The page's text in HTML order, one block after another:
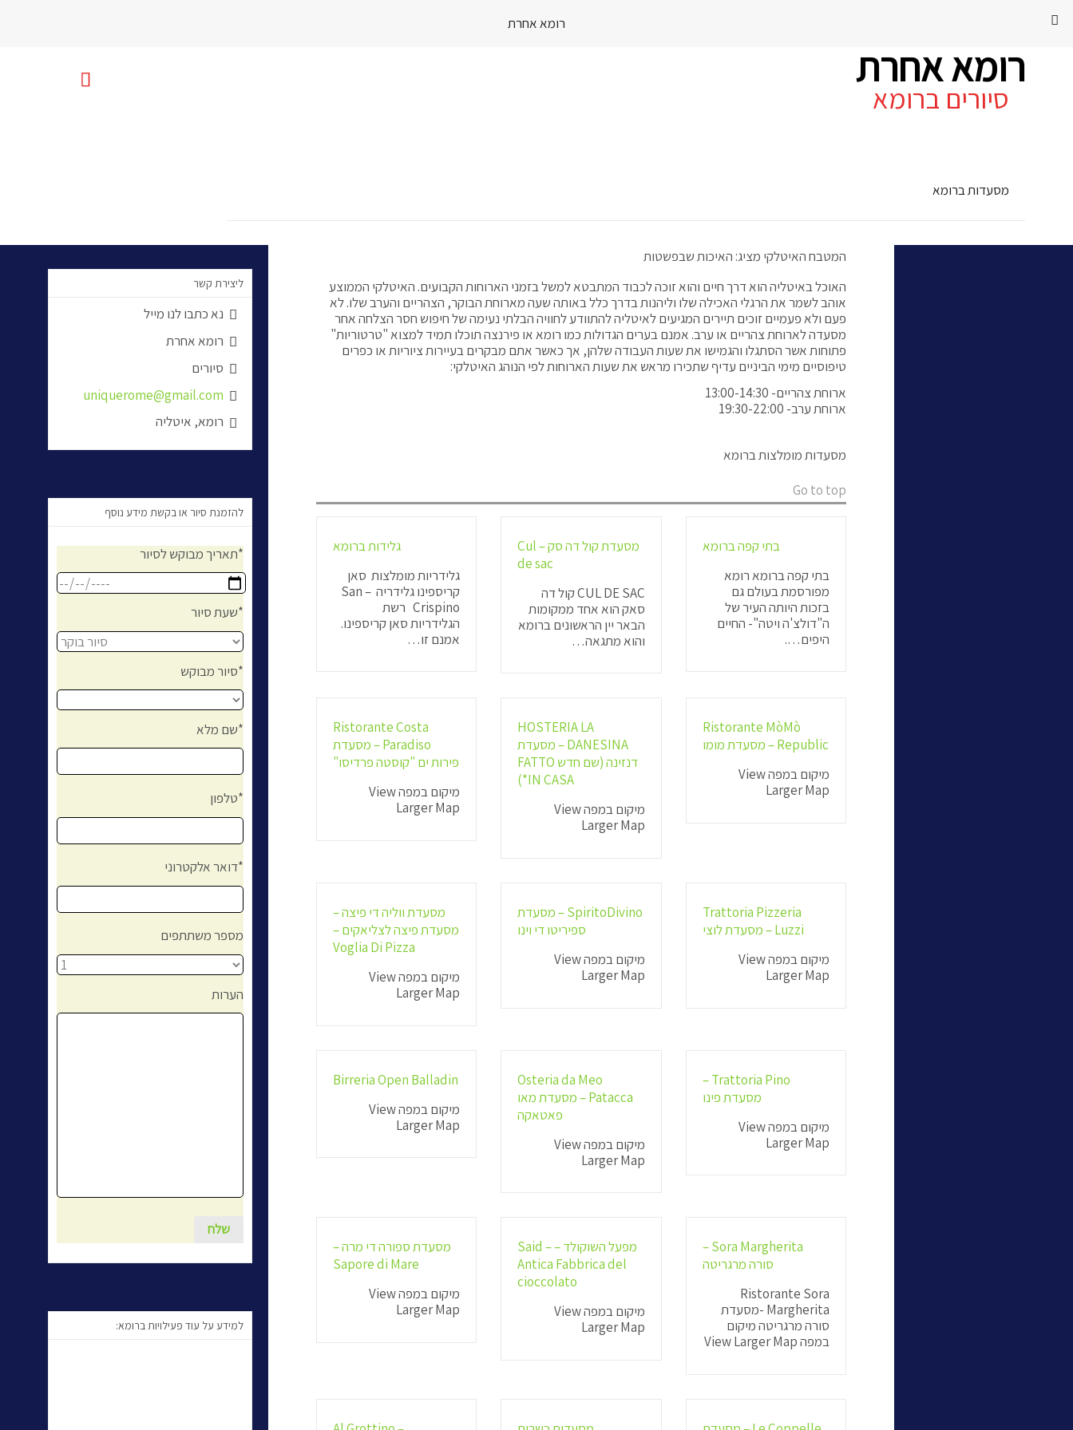
רומא אחרת
סיורים ברומא 
מסעדות ברומא
ליצירת קשר
 נא כתבו לנו מייל
 רומא אחרת
 סיורים

uniquerome@gmail.com
 רומא, איטליה
להזמנת סיור או בקשת מידע נוסף
תאריך מבוקש לסיור*
שעת סיור*
סיור מבוקש*
שם מלא*
טלפון*
דואר אלקטרוני*
מספר משתתפים
הערות
למידע על עוד פעילויות ברומא:
המטבח האיטלקי מציג: האיכות שבפשטות
האוכל באיטליה הוא דרך חיים והוא זוכה לכבוד המתבטא למשל בזמני הארוחות הקבועים. האיטלקי הממוצע
אוהב לשמר את הרגלי האכילה שלו וליהנות בדרך כלל באותה שעה מארוחת הבוקר, הצהריים והערב שלו. לא
פעם ולא פעמיים זוכים תיירים המגיעים לאיטליה להתוודע לחוויה הבלתי נעימה של חיפוש חסר הצלחה אחר
מסעדה לארוחת צהריים או ערב. אמנם בערים הגדולות כמו רומא או פירנצה תוכלו תמיד למצוא "טרטוריות"
פתוחות אשר הסתגלו והגמישו את שעות העבודה שלהן, אך כאשר אתם מבקרים בעיירות ציוריות או כפרים
טיפוסיים מימי הביניים עדיף שתכירו מראש את שעות הארוחות לפי הנוהג האיטלקי:
ארוחת צהריים- 13:00-14:30
ארוחת ערב- 19:30-22:00
מסעדות מומלצות ברומא
Go to top
בתי קפה ברומא
בתי קפה ברומא רומא
מפורסמת בעולם גם
בזכות היותה העיר של
ה"דולצ'ה ויטה"- החיים
היפים….
מסעדת קול דה סק – Cul
de sac
CUL DE SAC קול דה
סאק הוא אחד ממקומות
הבאר יין הראשונים ברומא
והוא מתגאה…
גלידות ברומא
גלידריות מומלצות סאן
קריספינו גלידריה – San
Crispino רשת
הגלידריות סאן קריספינו.
אמנם זו…
Ristorante MòMò
Republic – מסעדת מומו
מיקום במפה View
Larger Map
HOSTERIA LA
DANESINA – מסעדת
דנזינה (שם חדש FATTO
IN CASA*)
מיקום במפה View
Larger Map
Ristorante Costa
Paradiso – מסעדת
פירות ים "קוסטה פרדיסו"
מיקום במפה View
Larger Map
Trattoria Pizzeria
Luzzi – מסעדת לוצי
מיקום במפה View
Larger Map
SpiritoDivino – מסעדת
ספיריטו די וינו
מיקום במפה View
Larger Map
מסעדת ווליה די פיצה –
מסעדת פיצה לצליאקים –
Voglia Di Pizza
מיקום במפה View
Larger Map
Trattoria Pino –
מסעדת פינו
מיקום במפה View
Larger Map
Osteria da Meo
Patacca – מסעדת מאו
פאטאקה
מיקום במפה View
Larger Map
Birreria Open Balladin
מיקום במפה View
Larger Map
Sora Margherita –
סורה מרגריטה
Ristorante Sora
Margherita -מסעדת
סורה מרגריטה מיקום
במפה View Larger Map
מפעל השוקולד – Said –
Antica Fabbrica del
cioccolato
מיקום במפה View
Larger Map
מסעדת ספורה די מרה –
Sapore di Mare
מיקום במפה View
Larger Map
רומא אחרת